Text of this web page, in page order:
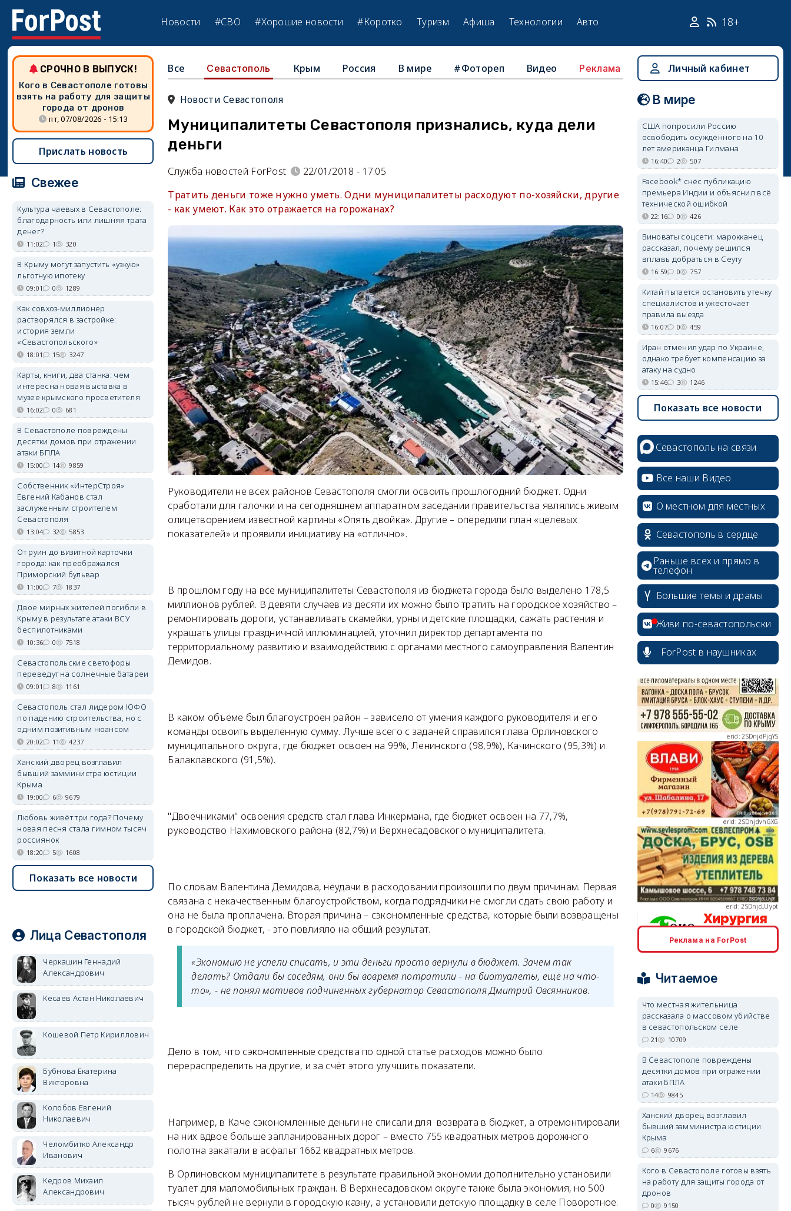
Новости #СВО #Хорошие новости #Коротко Туризм Афиша Технологии Авто 18+
Все Севастополь Крым Россия В мире #Фотореп Видео Реклама
Новости Севастополя
Муниципалитеты Севастополя признались, куда дели
деньги
Служба новостей ForPost
22/01/2018 - 17:05
Тратить деньги тоже нужно уметь. Одни муниципалитеты расходуют по-хозяйски, другие
- как умеют. Как это отражается на горожанах?
Руководители не всех районов Севастополя смогли освоить прошлогодний бюджет. Одни
сработали для галочки и на сегодняшнем аппаратном заседании правительства являлись живым
олицетворением известной картины «Опять двойка». Другие – опередили план «целевых
показателей» и проявили инициативу на «отлично».
В прошлом году на все муниципалитеты Севастополя из бюджета города было выделено 178,5
миллионов рублей. В девяти случаев из десяти их можно было тратить на городское хозяйство –
ремонтировать дороги, устанавливать скамейки, урны и детские площадки, сажать растения и
украшать улицы праздничной иллюминацией, уточнил директор департамента по
территориальному развитию и взаимодействию с органами местного самоуправления Валентин
Демидов.
В каком объёме был благоустроен район – зависело от умения каждого руководителя и его
команды освоить выделенную сумму. Лучше всего с задачей справился глава Орлиновского
муниципального округа, где бюджет освоен на 99%, Ленинского (98,9%), Качинского (95,3%) и
Балаклавского (91,5%).
"Двоечниками" освоения средств стал глава Инкермана, где бюджет освоен на 77,7%,
руководство Нахимовского района (82,7%) и Верхнесадовского муниципалитета.
По словам Валентина Демидова, неудачи в расходовании произошли по двум причинам. Первая
связана с некачественным благоустройством, когда подрядчики не смогли сдать свою работу и
она не была проплачена. Вторая причина – сэкономленные средства, которые были возвращены
в городской бюджет, - это повлияло на общий результат.
«Экономию не успели списать, и эти деньги просто вернули в бюджет. Зачем так
делать? Отдали бы соседям, они бы вовремя потратили - на биотуалеты, ещё на что-
то», - не понял мотивов подчиненных губернатор Севастополя Дмитрий Овсянников.
Дело в том, что сэкономленные средства по одной статье расходов можно было
перераспределить на другие, и за счёт этого улучшить показатели.
Например, в Каче сэкономленные деньги не списали для возврата в бюджет, а отремонтировали
на них вдвое больше запланированных дорог – вместо 755 квадратных метров дорожного
полотна закатали в асфальт 1662 квадратных метров.
В Орлиновском муниципалитете в результате правильной экономии дополнительно установили
туалет для маломобильных граждан. В Верхнесадовском округе также была экономия, но 500
тысяч рублей не вернули в городскую казну, а установили детскую площадку в селе Поворотное.
СРОЧНО В ВЫПУСК!
Кого в Севастополе готовы
взять на работу для защиты
города от дронов
пт, 07/08/2026 - 15:13
Прислать новость
Свежее
Культура чаевых в Севастополе:
благодарность или лишняя трата
денег?
11:02 1 320
В Крыму могут запустить «узкую»
льготную ипотеку
09:01 0 1289
Как совхоз-миллионер
растворялся в застройке:
история земли
«Севастопольского»
18:01 15 3247
Карты, книги, два станка: чем
интересна новая выставка в
музее крымского просветителя
16:02 0 681
В Севастополе повреждены
десятки домов при отражении
атаки БПЛА
15:00 14 9859
Собственник «ИнтерСтроя»
Евгений Кабанов стал
заслуженным строителем
Севастополя
13:04 32 5853
От руин до визитной карточки
города: как преображался
Приморский бульвар
11:00 7 1837
Двое мирных жителей погибли в
Крыму в результате атаки ВСУ
беспилотниками
10:36 0 7518
Севастопольские светофоры
переведут на солнечные батареи
09:01 8 1161
Севастополь стал лидером ЮФО
по падению строительства, но с
одним позитивным нюансом
20:02 11 4237
Ханский дворец возглавил
бывший замминистра юстиции
Крыма
19:00 6 9679
Любовь живёт три года? Почему
новая песня стала гимном тысяч
россиянок
18:20 5 1608
Показать все новости
Лица Севастополя
Черкашин Геннадий
Александрович
Кесаев Астан Николаевич
Кошевой Петр Кириллович
Бубнова Екатерина
Викторовна
Колобов Евгений
Николаевич
Челомбитко Александр
Иванович
Кедров Михаил
Александрович
Личный кабинет
В мире
США попросили Россию
освободить осуждённого на 10
лет американца Гилмана
16:40 2 507
Facebook* снёс публикацию
премьера Индии и объяснил всё
технической ошибкой
22:16 0 426
Виноваты соцсети: марокканец
рассказал, почему решился
вплавь добраться в Сеуту
16:59 0 757
Китай пытается остановить утечку
специалистов и ужесточает
правила выезда
16:07 0 459
Иран отменил удар по Украине,
однако требует компенсацию за
атаку на судно
15:46 3 1246
Показать все новости
Севастополь на связи
Все наши Видео
О местном для местных
Севастополь в сердце
Раньше всех и прямо в
телефон
Большие темы и драмы
Живи по-севастопольски
ForPost в наушниках
erid: 2SDnjcrDNw6
erid: 2SDnjdPjgYS
erid: 2SDnjdvhGXG
erid: 2SDnjcLUypt
erid: 2SDnjcrDNw6
erid: 2SDnjdvhGXG
Реклама на ForPost
Читаемое
Что местная жительница
рассказала о массовом убийстве
в севастопольском селе
21 10709
В Севастополе повреждены
десятки домов при отражении
атаки БПЛА
14 9845
Ханский дворец возглавил
бывший замминистра юстиции
Крыма
6 9676
Кого в Севастополе готовы взять
на работу для защиты города от
дронов
0 9150